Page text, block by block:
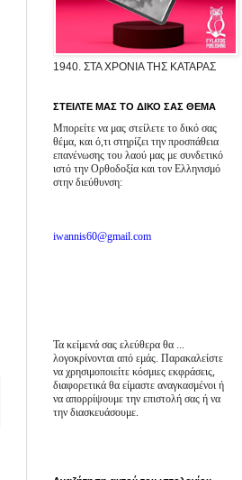
1940. ΣΤΑ ΧΡΟΝΙΑ ΤΗΣ ΚΑΤΑΡΑΣ
ΣΤΕΙΛΤΕ ΜΑΣ ΤΟ ΔΙΚΟ ΣΑΣ ΘΕΜΑ
Μπορείτε να μας στείλετε το δικό σας
θέμα, και ό,τι στηρίζει την προσπάθεια
επανένωσης του λαού μας με συνδετικό
ιστό την Ορθοδοξία και τον Ελληνισμό
στην διεύθυνση:
iwannis60@gmail.com
Τα κείμενά σας ελεύθερα θα ...
λογοκρίνονται από εμάς. Παρακαλείστε
να χρησιμοποιείτε κόσμιες εκφράσεις,
διαφορετικά θα είμαστε αναγκασμένοι ή
να απορρίψουμε την επιστολή σας ή να
την διασκευάσουμε.